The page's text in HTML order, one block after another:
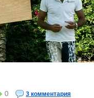
0 3 комментария